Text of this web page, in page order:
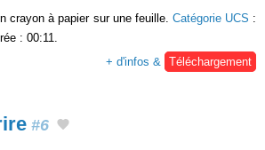
crayon à papier sur une feuille. Catégorie UCS :
: 00:11.
+ d'infos & Téléchargement
#6